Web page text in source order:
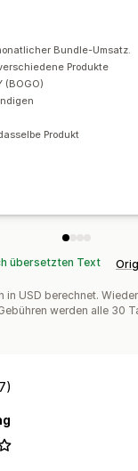
festlegen
Preisstaffelung
Rabatte
Warenkorbrabatte
Bundle-Umsatz.
Produkte
(BOGO)
Produkt
übersetzten Text
in USD berechnet.
werden alle 30